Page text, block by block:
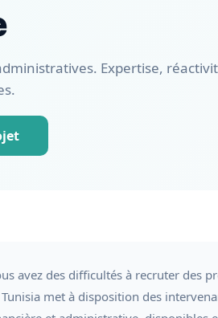
Expertise,
avez des difficultés à recruter des
met à disposition des